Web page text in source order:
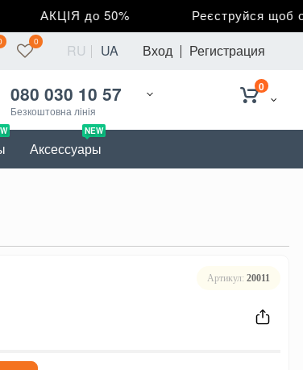
АКЦІЯ до 50% Реєструйся щоб
Вход Регистрация
0 RU UA
080 030 10 57
Безкоштовна лінія
0
NEW
Аксессуары
Артикул: 20011